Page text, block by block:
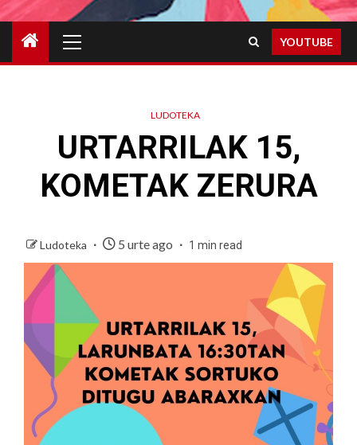
Menu
YOUTUBE
LUDOTEKA
URTARRILAK 15,
KOMETAK ZERURA
Ludoteka 5 urte ago 1 min read